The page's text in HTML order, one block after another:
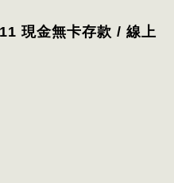
現金無卡存款 / 線上